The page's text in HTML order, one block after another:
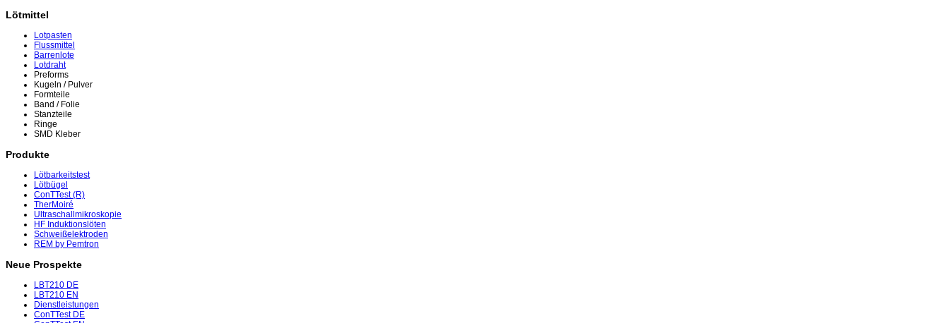
Lötmittel
Lotpasten
Flussmittel
Barrenlote
Lotdraht
Preforms
Kugeln / Pulver
Formteile
Band / Folie
Stanzteile
Ringe
SMD Kleber
Produkte
Lötbarkeitstest
Lötbügel
ConTTest (R)
TherMoiré
Ultraschallmikroskopie
HF Induktionslöten
Schweißelektroden
REM by Pemtron
Neue Prospekte
LBT210 DE
LBT210 EN
Dienstleistungen
ConTTest DE